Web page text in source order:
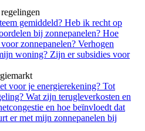
gemiddeld? Heb ik recht op
bij zonnepanelen? Hoe
zonnepanelen? Verhogen
woning? Zijn er subsidies voor
voor je energierekening? Tot
Wat zijn terugleverkosten en
en hoe beïnvloedt dat
er met mijn zonnepanelen bij